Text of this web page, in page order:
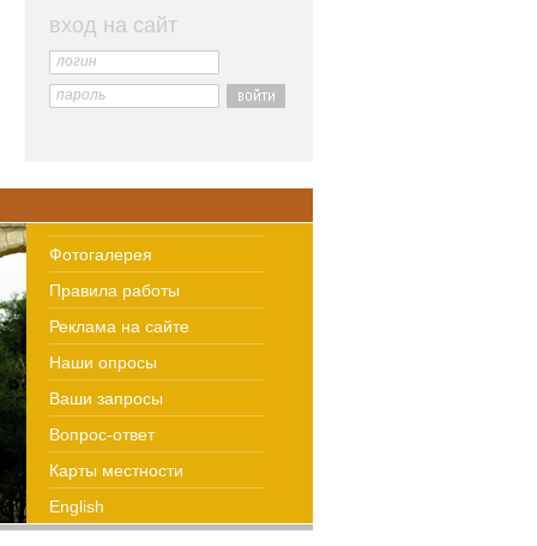
вход на сайт
логин
пароль
Фотогалерея
Правила работы
Реклама на сайте
Наши опросы
Ваши запросы
Вопрос-ответ
Карты местности
English